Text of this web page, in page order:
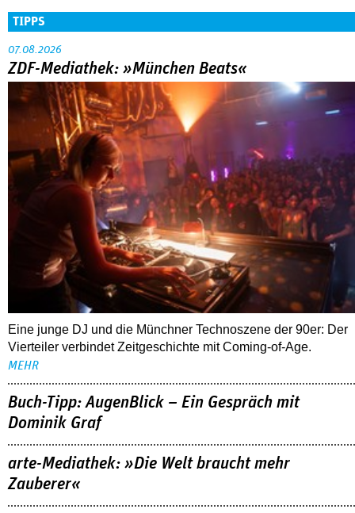
Eine junge DJ und die Münchner Technoszene der 90er: Der
Vierteiler verbindet Zeitgeschichte mit Coming-of-Age.
Buch-Tipp: AugenBlick – Ein Gespräch mit
Dominik Graf
arte-Mediathek: »Die Welt braucht mehr
Zauberer«
Netflix: »I am Frankelda«
FOLLOW US